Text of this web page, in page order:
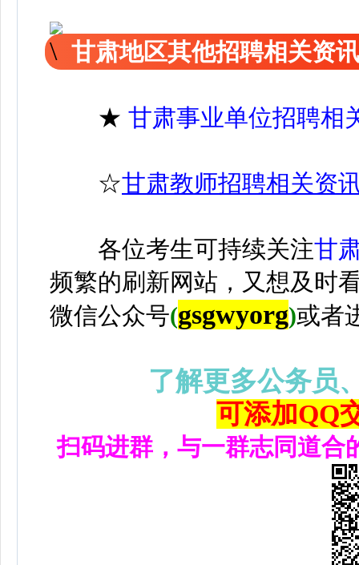
甘肃地区其他招聘相关资
★ 甘肃事业单位招聘相
☆甘肃教师招聘相关资
各位考生可持续关注甘
频繁的刷新网站，又想及时
微信公众号(gsgwyorg)或者
了解更多公务员
可添加QQ
扫码进群，与一群志同道合